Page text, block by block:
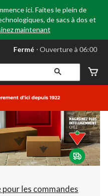
ici. Faites le plein de
de sacs à dos et
maintenant
votre
préféré
Leduc,
AB,
courament
Ouverture
à
06:00
cliquer
pour
changer
Fermé ⋅ Ouverture à 06:00
les commandes